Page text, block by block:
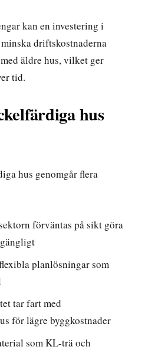
kan en investering i
driftskostnaderna
äldre hus, vilket ger
tid.
hus
hus genomgår flera
förväntas på sikt göra
planlösningar som
tar fart med
för lägre byggkostnader
som KL-trä och